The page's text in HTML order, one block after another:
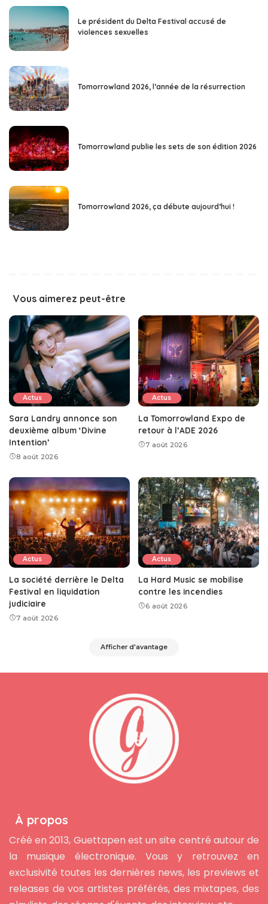
Le président du Delta Festival accusé de
violences sexuelles
Tomorrowland 2026, l’année de la résurrection
Tomorrowland publie les sets de son édition 2026
Tomorrowland 2026, ça débute aujourd’hui !
Vous aimerez peut-être
Actus
Sara Landry annonce son
deuxième album ‘Divine
Intention’
8 août 2026
Actus
La Tomorrowland Expo de
retour à l’ADE 2026
7 août 2026
Actus
La société derrière le Delta
Festival en liquidation
judiciaire
7 août 2026
Actus
La Hard Music se mobilise
contre les incendies
6 août 2026
Afficher d'avantage
À propos
Créé en 2013, Guettapen est un site centré autour de
la musique électronique. Vous y retrouvez en
exclusivité toutes les dernières news, les previews et
releases de vos artistes préférés, des mixtapes, des